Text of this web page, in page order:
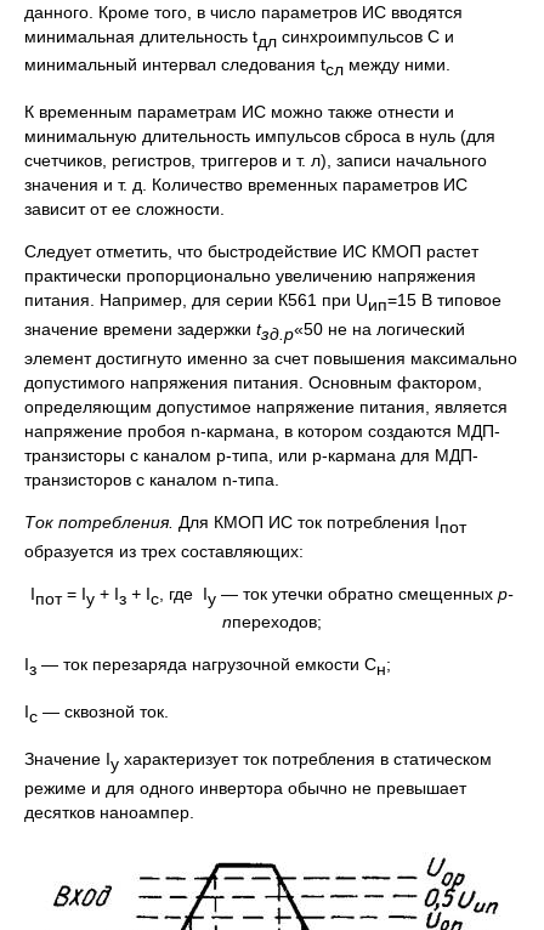
данного. Кроме того, в число параметров ИС вводятся
минимальная длительность tдл синхроимпульсов С и
минимальный интервал следования tcл между ними.
К временным параметрам ИС можно также отнести и
минимальную длительность импульсов сброса в нуль (для
счетчиков, регистров, триггеров и т. л), записи начального
значения и т. д. Количество временных параметров ИС
зависит от ее сложности.
Следует отметить, что быстродействие ИС КМОП растет
практически пропорционально увеличению напряжения
питания. Например, для серии К561 при Uип=15 В типовое
значение времени задержки tзд.р«50 не на логический
элемент достигнуто именно за счет повышения максимально
допустимого напряжения питания. Основным фактором,
определяющим допустимое напряжение питания, является
напряжение пробоя n-кармана, в котором создаются МДП-
транзисторы с каналом р-типа, или р-кармана для МДП-
транзисторов с каналом n-типа.
Ток потребления. Для КМОП ИС ток потребления Iпот
образуется из трех составляющих:
Iпот= Iу + Iз + Iс , где Iу — ток утечки обратно смещенных р-
nпереходов;
Iз — ток перезаряда нагрузочной емкости Cн;
Ic — сквозной ток.
Значение Iу характеризует ток потребления в статическом
режиме и для одного инвертора обычно не превышает
десятков наноампер.